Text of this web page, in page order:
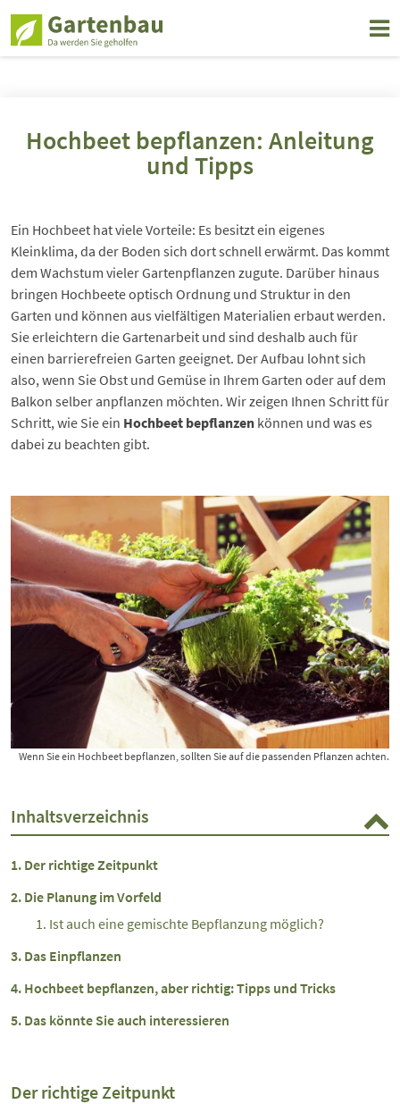
Hochbeet bepflanzen: Anleitung
und Tipps
Ein Hochbeet hat viele Vorteile: Es besitzt ein eigenes
Kleinklima, da der Boden sich dort schnell erwärmt. Das kommt
dem Wachstum vieler Gartenpflanzen zugute. Darüber hinaus
bringen Hochbeete optisch Ordnung und Struktur in den
Garten und können aus vielfältigen Materialien erbaut werden.
Sie erleichtern die Gartenarbeit und sind deshalb auch für
einen barrierefreien Garten geeignet. Der Aufbau lohnt sich
also, wenn Sie Obst und Gemüse in Ihrem Garten oder auf dem
Balkon selber anpflanzen möchten. Wir zeigen Ihnen Schritt für
Schritt, wie Sie ein Hochbeet bepflanzen können und was es
dabei zu beachten gibt.
Wenn Sie ein Hochbeet bepflanzen, sollten Sie auf die passenden Pflanzen achten.
Inhaltsverzeichnis
Der richtige Zeitpunkt
Die Planung im Vorfeld
Ist auch eine gemischte Bepflanzung möglich?
Das Einpflanzen
Hochbeet bepflanzen, aber richtig: Tipps und Tricks
Das könnte Sie auch interessieren
Der richtige Zeitpunkt